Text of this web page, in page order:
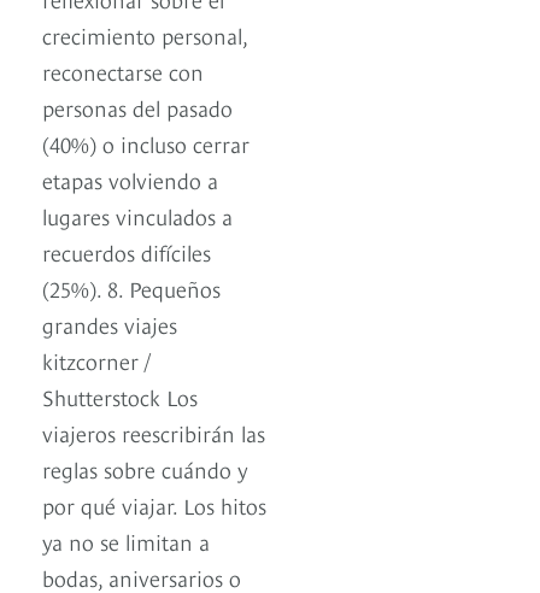
crecimiento personal,
reconectarse con
personas del pasado
(40%) o incluso cerrar
etapas volviendo a
lugares vinculados a
recuerdos difíciles
(25%). 8. Pequeños
grandes viajes
kitzcorner /
Shutterstock Los
viajeros reescribirán las
reglas sobre cuándo y
por qué viajar. Los hitos
ya no se limitan a
bodas, aniversarios o